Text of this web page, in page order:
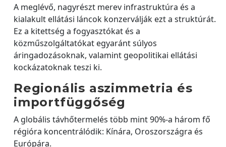
A meglévő, nagyrészt merev infrastruktúra és a
kialakult ellátási láncok konzerválják ezt a struktúrát.
Ez a kitettség a fogyasztókat és a
közműszolgáltatókat egyaránt súlyos
áringadozásoknak, valamint geopolitikai ellátási
kockázatoknak teszi ki.
Regionális aszimmetria és
importfüggőség
A globális távhőtermelés több mint 90%-a három fő
régióra koncentrálódik: Kínára, Oroszországra és
Európára.